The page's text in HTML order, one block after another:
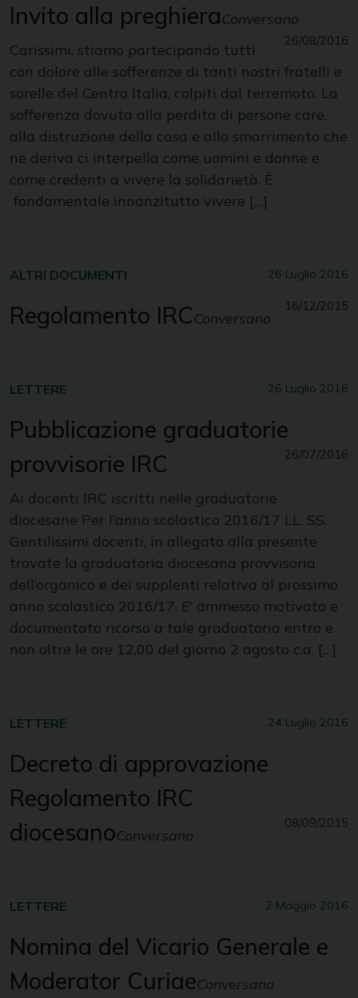
Invito alla preghieraConversano
26/08/2016
Carissimi, stiamo partecipando tutti
con dolore alle sofferenze di tanti nostri fratelli e
sorelle del Centro Italia, colpiti dal terremoto. La
sofferenza dovuta alla perdita di persone care,
alla distruzione della casa e allo smarrimento che
ne deriva ci interpella come uomini e donne e
come credenti a vivere la solidarietà. È
fondamentale innanzitutto vivere […]
26 Luglio 2016
ALTRI DOCUMENTI
Regolamento IRCConversano
16/12/2015
26 Luglio 2016
LETTERE
Pubblicazione graduatorie
provvisorie IRC
26/07/2016
Ai docenti IRC iscritti nelle graduatorie
diocesane Per l’anno scolastico 2016/17 LL. SS.
Gentilissimi docenti, in allegato alla presente
trovate la graduatoria diocesana provvisoria
dell’organico e dei supplenti relativa al prossimo
anno scolastico 2016/17. E’ ammesso motivato e
documentato ricorso a tale graduatoria entro e
non oltre le ore 12,00 del giorno 2 agosto c.a. […]
24 Luglio 2016
LETTERE
Decreto di approvazione
Regolamento IRC
diocesanoConversano
08/09/2015
2 Maggio 2016
LETTERE
Nomina del Vicario Generale e
Moderator CuriaeConversano